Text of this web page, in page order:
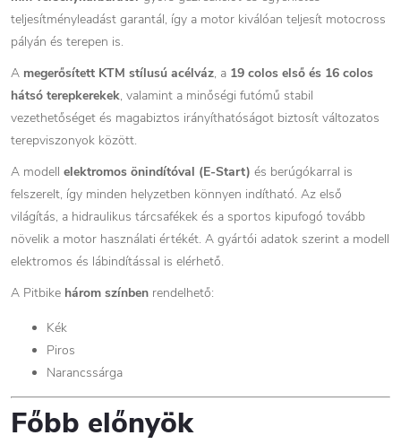
teljesítményleadást garantál, így a motor kiválóan teljesít motocross
pályán és terepen is.
A megerősített KTM stílusú acélváz, a 19 colos első és 16 colos
hátsó terepkerekek, valamint a minőségi futómű stabil
vezethetőséget és magabiztos irányíthatóságot biztosít változatos
terepviszonyok között.
A modell elektromos önindítóval (E-Start) és berúgókarral is
felszerelt, így minden helyzetben könnyen indítható. Az első
világítás, a hidraulikus tárcsafékek és a sportos kipufogó tovább
növelik a motor használati értékét. A gyártói adatok szerint a modell
elektromos és lábindítással is elérhető.
A Pitbike három színben rendelhető:
Kék
Piros
Narancssárga
Főbb előnyök